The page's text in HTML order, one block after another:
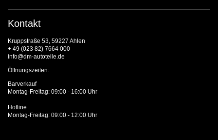
Kontakt
Kruppstraße 53, 59227 Ahlen
+ 49 (023 82) 7664 000
info@dm-autoteile.de
Öffnungszeiten:
Barverkauf
Montag-Freitag: 09:00 - 16:00 Uhr
Hotline
Montag-Freitag: 09:00 - 12:00 Uhr